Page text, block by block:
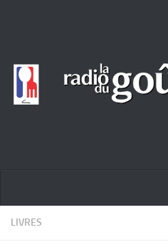
ACTUALITÉ
LIVRES